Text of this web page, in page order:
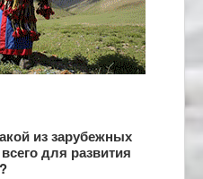
из зарубежных
для развития